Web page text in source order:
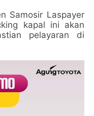
Samosir Laspayer
kapal ini akan
pelayaran di